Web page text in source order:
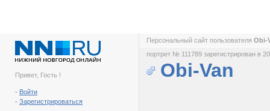
Привет, Гость !
- Войти
- Зарегистрироваться
Персональный сайт пользователя Obi-
портрет № 111789 зарегистрирован в
Obi-Van